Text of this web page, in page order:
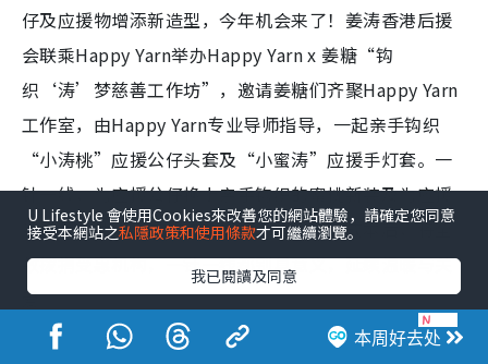
仔及应援物增添新造型，今年机会来了！姜涛香港后援
会联乘Happy Yarn举办Happy Yarn x 姜糖“钩
织‘涛’梦慈善工作坊”，邀请姜糖们齐聚Happy Yarn
工作室，由Happy Yarn专业导师指导，一起亲手钩织
“小涛桃”应援公仔头套及“小蜜涛”应援手灯套。一
针一线，为应援公仔换上亲手钩织的蜜桃新装及为应援
手灯添上独一无二的装饰！活动收益扣除成本后，将全
数拨捐受惠机构，一针一线都别具意义，延续温暖与关
爱。
本周好去处
U Lifestyle 會使用Cookies來改善您的網站體驗，請確定您同意
接受本網站之私隱政策和使用條款才可繼續瀏覽。
我已閱讀及同意